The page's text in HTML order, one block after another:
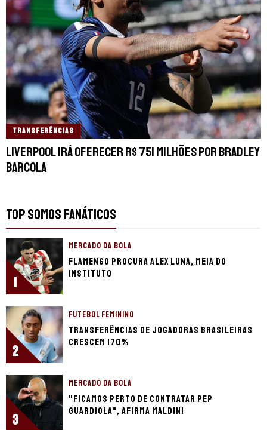
TRANSFERÊNCIAS
Liverpool irá oferecer R$ 751 milhões por Bradley
Barcola
TOP SOMOS FANÁTICOS
1
MERCADO DA BOLA
Flamengo procura Alex Luna, meia do
Instituto
2
FUTEBOL FEMININO
Transferências de jogadoras brasileiras
crescem 170%
3
MERCADO DA BOLA
"Ficamos perto de contratar Pep
Guardiola", afirma Maldini